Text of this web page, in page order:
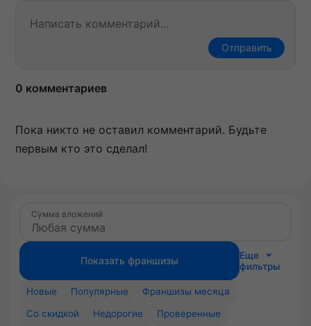
Отправить
0 комментариев
Пока никто не оставил комментарий. Будьте
первым кто это сделал!
Сумма вложений
Показать франшизы
Еще
фильтры
Новые Популярные
Франшизы месяца
Со скидкой
Недорогие
Проверенные